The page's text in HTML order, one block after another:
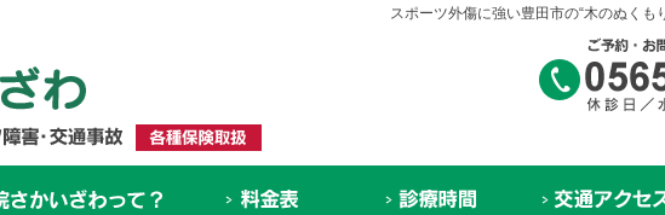
スポーツ外傷に強い豊田市の“木のぬくも